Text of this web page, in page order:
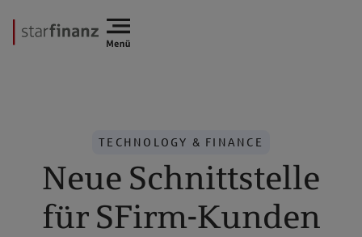
TECHNOLOGY & FINANCE
Neue Schnittstelle
für SFirm-Kunden